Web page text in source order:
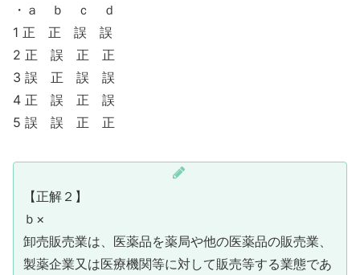
・ａ ｂ ｃ ｄ
1 正 正 誤 誤
2 正 誤 正 正
3 誤 正 誤 誤
4 正 誤 正 誤
5 誤 誤 正 正
【正解２】
ｂ×
卸売販売業は、医薬品を薬局や他の医薬品の販売業、
製薬企業又は医療機関等に対して販売等する業態であ